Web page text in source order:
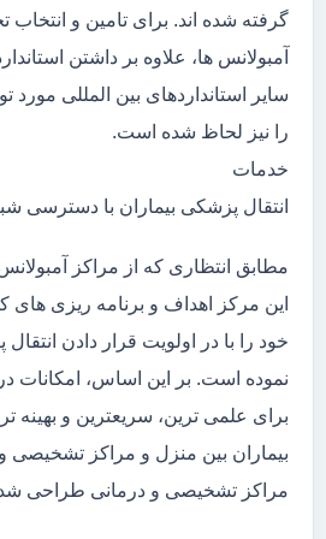
گرفته شده اند. برای تامین و انتخاب
آمبولانس ها، علاوه بر داشتن
سایر استانداردهای بین المللی مورد
را نیز لحاظ شده است.
خدمات
انتقال پزشکی بیماران با دسترسی
مطابق انتظاری که از مراکز
این مرکز اهداف و برنامه ریزی های
خود را با در اولویت قرار دادن
نموده است. بر این اساس، امکانات
برای علمی ترین، سریعترین و بهینه
بیماران بین منزل و مراکز تشخیصی و
مراکز تشخیصی و درمانی طراحی